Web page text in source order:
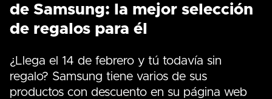
de Samsung: la mejor selección
de regalos para él
¿Llega el 14 de febrero y tú todavía sin
regalo? Samsung tiene varios de sus
productos con descuento en su página web